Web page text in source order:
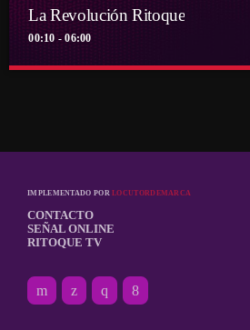
La Revolución Ritoque
00:10 - 06:00
Porque el rock también se baila y se mezcla
IMPLEMENTADO PORLOCUTORDEMARCA
CONTACTO
SEÑAL ONLINE
RITOQUE TV